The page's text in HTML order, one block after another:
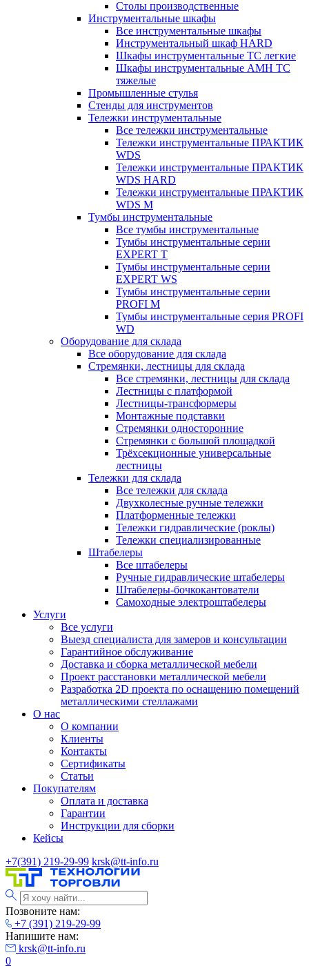
Столы производственные
Инструментальные шкафы
Все инструментальные шкафы
Инструментальный шкаф HARD
Шкафы инструментальные ТС легкие
Шкафы инструментальные AMH TC
тяжелые
Промышленные стулья
Стенды для инструментов
Тележки инструментальные
Все тележки инструментальные
Тележки инструментальные ПРАКТИК
WDS
Тележки инструментальные ПРАКТИК
WDS HARD
Тележки инструментальные ПРАКТИК
WDS M
Тумбы инструментальные
Все тумбы инструментальные
Тумбы инструментальные серии
EXPERT T
Тумбы инструментальные серии
EXPERT WS
Тумбы инструментальные серии
PROFI M
Тумбы инструментальные серия PROFI
WD
Оборудование для склада
Все оборудование для склада
Стремянки, лестницы для склада
Все стремянки, лестницы для склада
Лестницы с платформой
Лестницы-трансформеры
Монтажные подставки
Стремянки односторонние
Стремянки с большой площадкой
Трёхсекционные универсальные
лестницы
Тележки для склада
Все тележки для склада
Двухколесные ручные тележки
Платформенные тележки
Тележки гидравлические (роклы)
Тележки специализированные
Штабелеры
Все штабелеры
Ручные гидравлические штабелеры
Штабелеры-бочкокантователи
Самоходные электроштабелеры
Услуги
Все услуги
Выезд специалиста для замеров и консультации
Гарантийное обслуживание
Доставка и сборка металлической мебели
Проект расстановки металлической мебели
Разработка 2D проекта по оснащению помещений
металлическими стеллажами
О нас
О компании
Клиенты
Контакты
Сертификаты
Статьи
Покупателям
Оплата и доставка
Гарантии
Инструкции для сборки
Кейсы
+7(391) 219-29-99 krsk@tt-info.ru
Позвоните нам:
+7 (391) 219-29-99
Напишите нам:
krsk@tt-info.ru
0